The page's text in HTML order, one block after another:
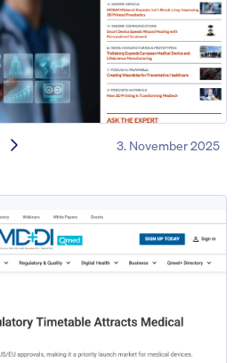
3. November 2025